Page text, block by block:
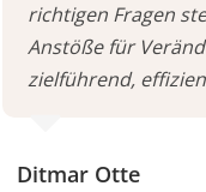
richtigen Fragen
Anstöße für
zielführend,
Ditmar Otte